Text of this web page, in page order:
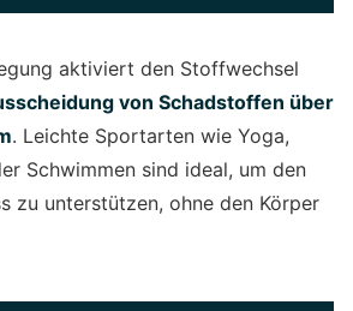
aktiviert den Stoffwechsel
von Schadstoffen über
. Leichte Sportarten wie Yoga,
Schwimmen sind ideal, um den
zu unterstützen, ohne den Körper